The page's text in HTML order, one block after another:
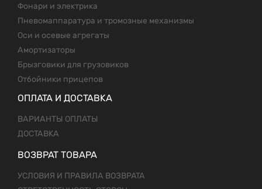
Фонари и электрика
Пневомаппаратура и тромозные механизмы
Оси и осевые агрегаты
Амортизаторы
Брызговики для грузовиков
Отбойники прицепов
ОПЛАТА И ДОСТАВКА
ВАРИАНТЫ ОПЛАТЫ
ДОСТАВКА
ВОЗВРАТ ТОВАРА
УСЛОВИЯ И ПРАВИЛА ВОЗВРАТА